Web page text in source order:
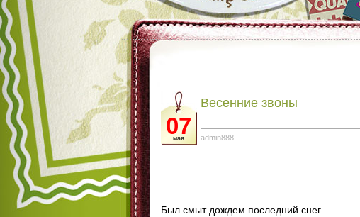
07
мая
Весенние звоны
admin888
Был смыт дождем последний снег